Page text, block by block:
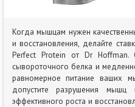
Когда мышцам нужен
и восстановления, делайте
Perfect Protein от Dr
сывороточного белка и
равномерное питание ваших
допустите разрушения
эффективного роста и